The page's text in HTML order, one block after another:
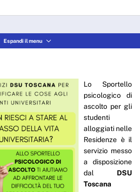
prima seduta
il percorso
Espandi il menu
Lo Sportello
psicologico di
ascolto per gli
studenti
alloggiati nelle
Residenze è il
servizio messo
a disposizione
dal DSU
Toscana